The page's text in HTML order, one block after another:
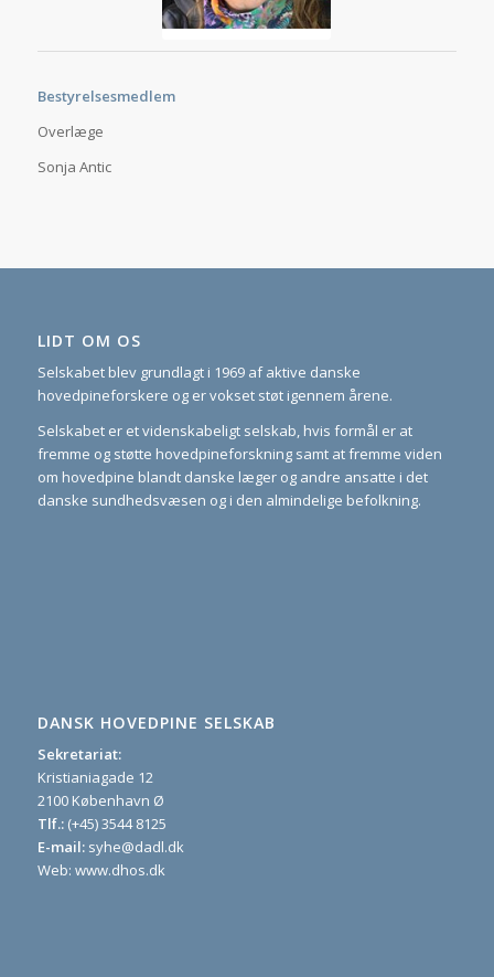
Bestyrelsesmedlem
Overlæge
Sonja Antic
LIDT OM OS
Selskabet blev grundlagt i 1969 af aktive danske
hovedpineforskere og er vokset støt igennem årene.
Selskabet er et videnskabeligt selskab, hvis formål er at
fremme og støtte hovedpineforskning samt at fremme viden
om hovedpine blandt danske læger og andre ansatte i det
danske sundhedsvæsen og i den almindelige befolkning.
DANSK HOVEDPINE SELSKAB
Sekretariat:
Kristianiagade 12
2100 København Ø
Tlf.:(+45) 3544 8125
E-mail:syhe@dadl.dk
Web: www.dhos.dk